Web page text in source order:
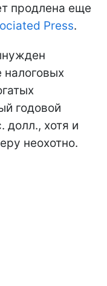
продлена еще
Press.
налоговых
годовой
хотя и
неохотно.